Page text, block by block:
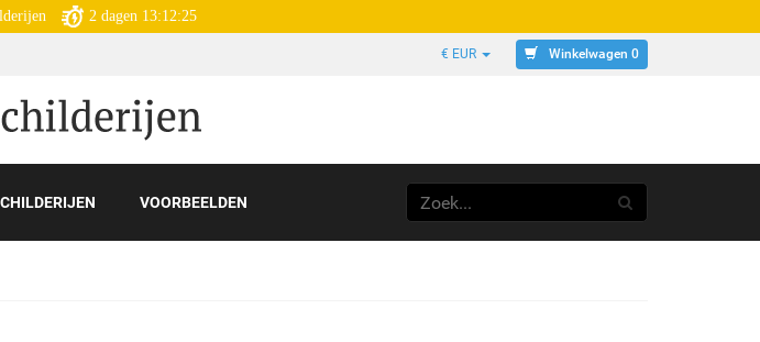
2 dagen 13:12:24
€ EUR Winkelwagen 0
VOORBEELDEN